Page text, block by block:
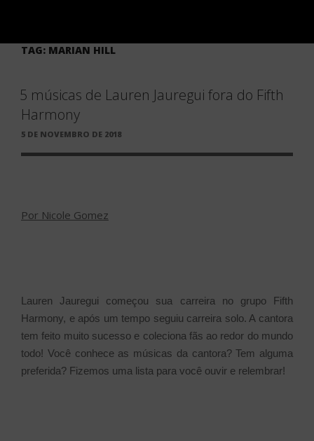
TAG: MARIAN HILL
5 músicas de Lauren Jauregui fora do Fifth
Harmony
PUBLICADO
5 DE NOVEMBRO DE 2018
Por Nicole Gomez
Lauren Jauregui começou sua carreira no grupo Fifth
Harmony, e após um tempo seguiu carreira solo. A cantora
tem feito muito sucesso e coleciona fãs ao redor do mundo
todo! Você conhece as músicas da cantora? Tem alguma
preferida? Fizemos uma lista para você ouvir e relembrar!